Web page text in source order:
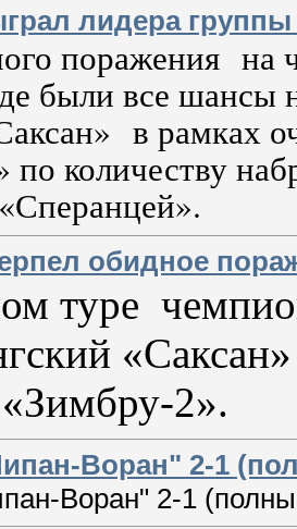
лидера
поражения на
были все шансы
в рамках
количеству
«Сперанцей».
обидное
туре
«Саксан»
2».
Воран" 2-1
Воран" 2-1